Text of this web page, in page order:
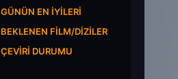
GÜNÜN EN İYILERI
BEKLENEN FILM/DIZILER
ÇEVIRI DURUMU